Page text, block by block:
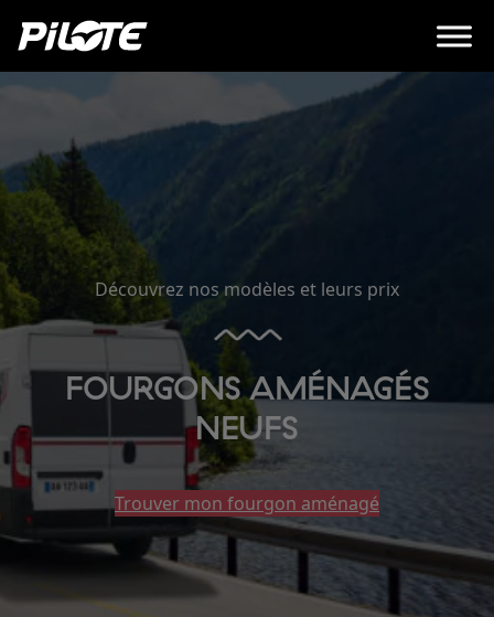
Découvrez nos modèles et leurs prix
FOURGONS AMÉNAGÉS
NEUFS
Trouver mon fourgon aménagé